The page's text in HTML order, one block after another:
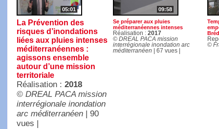
05:01
La Prévention des
risques d’inondations
liées aux pluies intenses
méditerranéennes :
agissons ensemble
autour d’une mission
territoriale
Réalisation : 2018
© DREAL PACA mission
interrégionale inondation
arc méditerranéen| 90
vues |
09:58
Se préparer aux pluies
méditerranéennes intenses
Réalisation : 2017
© DREAL PACA mission
interrégionale inondation arc
méditerranéen | 67 vues |
©